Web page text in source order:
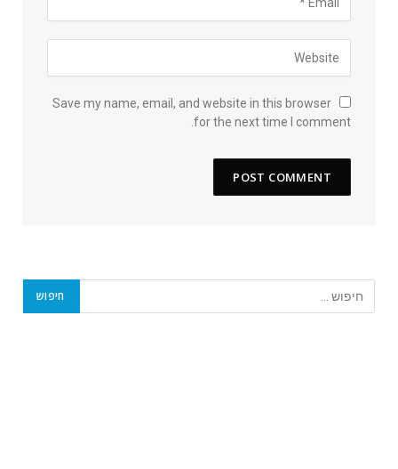
Save my name, email, and website in this browser
for the next time I comment.